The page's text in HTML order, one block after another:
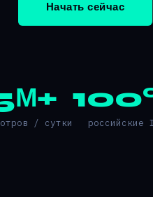
Начать сейчас
/ сутки российские